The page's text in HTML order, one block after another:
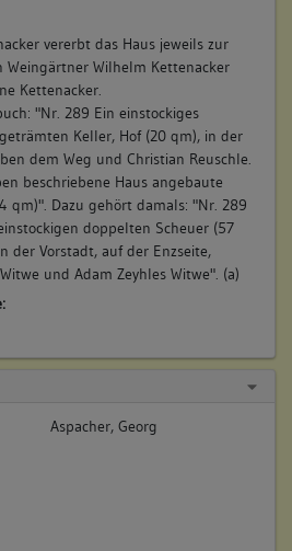
vererbt das Haus jeweils zur
Weingärtner Wilhelm Kettenacker
Kettenacker.
"Nr. 289 Ein einstockiges
Keller, Hof (20 qm), in der
dem Weg und Christian Reuschle.
beschriebene Haus angebaute
qm)". Dazu gehört damals: "Nr. 289
doppelten Scheuer (57
der Vorstadt, auf der Enzseite,
und Adam Zeyhles Witwe". (a)
Aspacher, Georg